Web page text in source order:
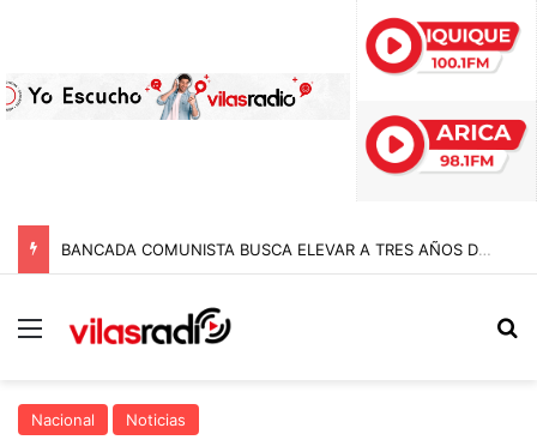
BANCADA COMUNISTA BUSCA ELEVAR A TRES AÑOS DE CÁRCEL LAS PENAS A POLICÍAS POR APREMIOS ILEGÍTIMOS EN MODIFICACIÓN A LA LEY NAIN-RETAMAL
Menú
Nacional Noticias